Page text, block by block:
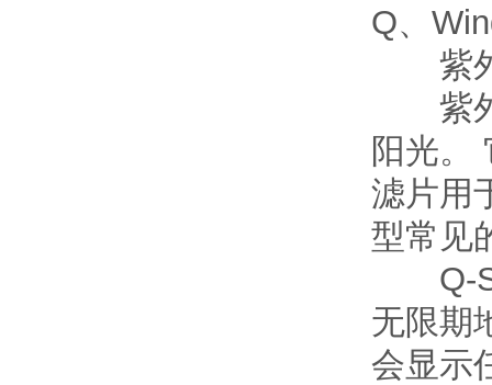
Q、
紫外
紫外
阳光。
滤片用
型常见
Q-
无限期
会显示